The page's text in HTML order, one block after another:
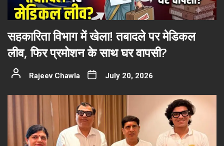
सहकारिता विभाग में खेला! तबादले पर मेडिकल
लीव, फिर प्रमोशन के साथ घर वापसी?
Rajeev Chawla July 20, 2026